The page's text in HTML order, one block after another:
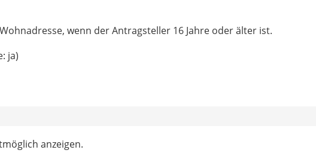
wenn der Antragsteller 16 Jahre oder älter ist.
ja)
anzeigen.